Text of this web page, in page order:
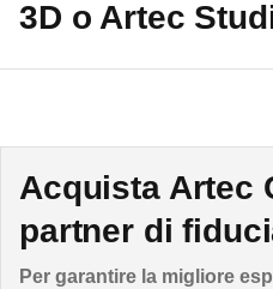
3D o Artec
Acquista Artec
partner di
Per garantire la migliore